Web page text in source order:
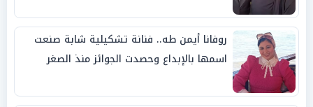
روفانا أيمن طه.. فنانة تشكيلية شابة صنعت
اسمها بالإبداع وحصدت الجوائز منذ الصغر